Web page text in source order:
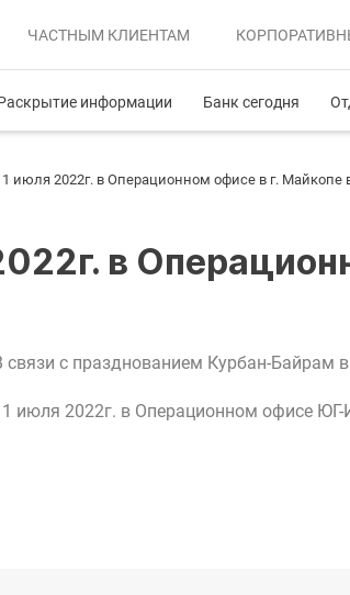
ЧАСТНЫМ КЛИЕНТАМ
информации Банк сегодня
июля 2022г. в Операционном офисе в г. Майкопе
в
связи с празднованием Курбан-Байрам
июля 2022г. в Операционном офисе